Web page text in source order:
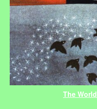
The